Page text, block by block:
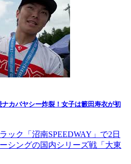
カバヤシー炸裂！女子は籔田寿衣が初
ック「沼南SPEEDWAY」で2日
シングの国内シリーズ戦「大東